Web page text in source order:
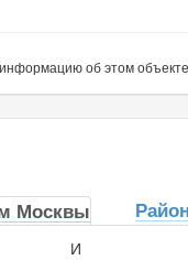
об этом
Москвы
И